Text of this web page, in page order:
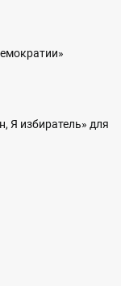
Я избиратель» для